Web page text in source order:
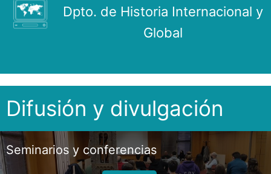
Dpto. de Historia Internacional y
Global
Difusión y divulgación
Seminarios y conferencias